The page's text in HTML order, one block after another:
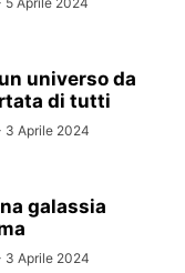
universo da
di tutti
3 Aprile 2024
galassia
3 Aprile 2024